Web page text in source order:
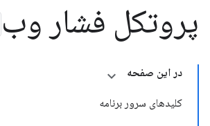
پروتکل فشار وب
در این صفحه
کلیدهای سرور برنامه